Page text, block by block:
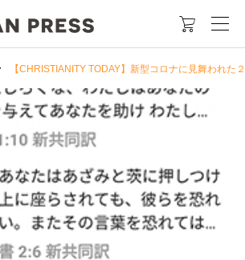

【CHRISTIANITY TODAY】新型コロナに見舞われ